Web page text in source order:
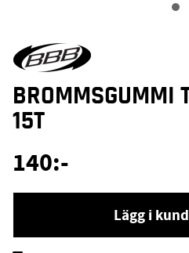
BROMMSGUMMI
15T
140:-
Lägg i